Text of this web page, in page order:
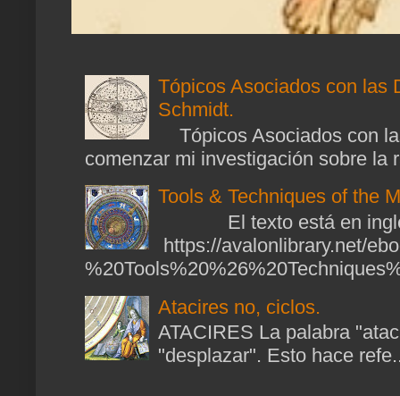
Tópicos Asociados con las
Schmidt.
Tópicos Asociados con
comenzar mi investigación sobre la
Tools & Techniques of the
El texto está en
https://avalonlibrary.net/
Atacires no, ciclos.
ATACIRES La palabra
"desplazar". Esto hace